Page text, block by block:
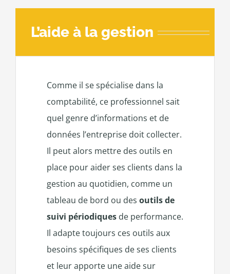
L’aide à la gestion
Comme il se spécialise dans la
comptabilité, ce professionnel sait
quel genre d’informations et de
données l’entreprise doit collecter.
Il peut alors mettre des outils en
place pour aider ses clients dans la
gestion au quotidien, comme un
tableau de bord ou des outils de
suivi périodiques de performance.
Il adapte toujours ces outils aux
besoins spécifiques de ses clients
et leur apporte une aide sur